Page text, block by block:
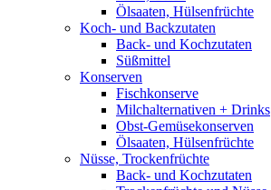
Ölsaaten, Hülsenfrüchte
Koch- und Backzutaten
Back- und Kochzutaten
Süßmittel
Konserven
Fischkonserve
Milchalternativen + Drinks
Obst-Gemüsekonserven
Ölsaaten, Hülsenfrüchte
Nüsse, Trockenfrüchte
Back- und Kochzutaten